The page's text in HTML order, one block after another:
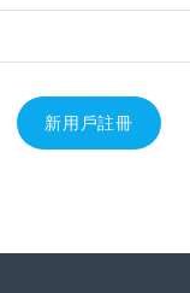
新用戶註冊